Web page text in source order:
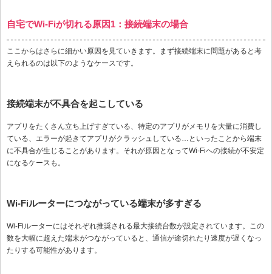
自宅でWi-Fiが切れる原因1：接続端末の場合
ここからはさらに細かい原因を見ていきます。まず接続端末に問題があると考
えられるのは以下のようなケースです。
接続端末が不具合を起こしている
アプリをたくさん立ち上げすぎている、特定のアプリがメモリを大量に消費し
ている、エラーが起きてアプリがクラッシュしている…といったことから端末
に不具合が生じることがあります。それが原因となってWi-Fiへの接続が不安定
になるケースも。
Wi-Fiルーターにつながっている端末が多すぎる
Wi-Fiルーターにはそれぞれ推奨される最大接続台数が設定されています。この
数を大幅に超えた端末がつながっていると、通信が途切れたり速度が遅くなっ
たりする可能性があります。